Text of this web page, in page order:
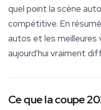
quel point la scène
compétitive. En
autos et les
aujourd'hui vraiment
Ce que la coupe